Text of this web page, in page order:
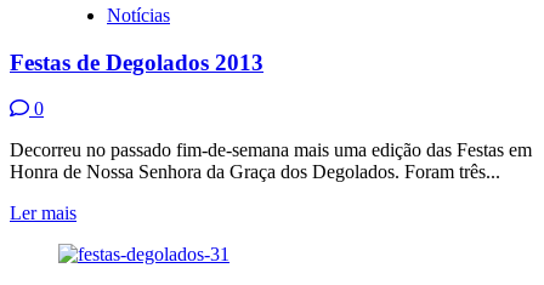
Notícias
Festas de Degolados 2013
0
Decorreu no passado fim-de-semana mais uma edição das Festas em
Honra de Nossa Senhora da Graça dos Degolados. Foram três...
Ler maisLeia
sobre